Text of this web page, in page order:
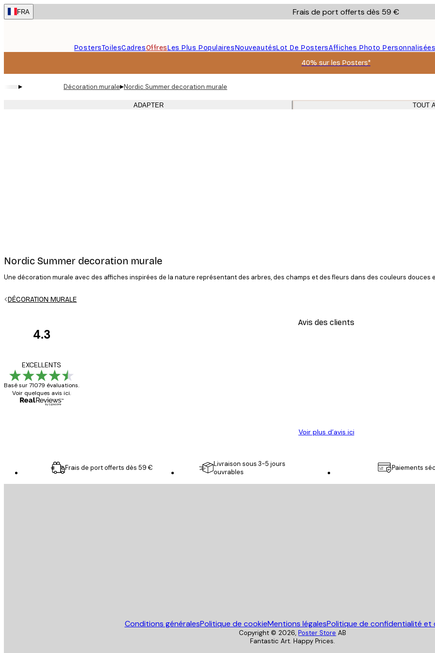
Skip
to
FRA Frais de port offerts dès 59 €
PostersToilesCadresOffresLes Plus PopulairesNouveautésLot De PostersAffiches Photo
40% sur les Posters*
▸ Décoration murale▸Nordic Summer decoration murale
ADAPTER TOUT
Nordic Summer decoration murale
Une décoration murale avec des affiches inspirées de la nature représentant des arbres, des champs et des fleurs dans des couleurs douces
DÉCORATION MURALE
Avis des clients
4.3
EXCELLENTS
Basé sur 71079 évaluations.
Voir quelques avis ici.
Voir plus d’avis ici
Frais de port offerts dès 59 €
Livraison sous 3-5 jours
ouvrables
Paiements
Conditions généralesPolitique de cookieMentions légalesPolitique de confidentialité et
Copyright © 2026, Poster Store AB
Fantastic Art. Happy Prices.